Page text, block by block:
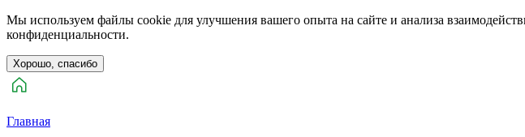
Мы используем файлы cookie для улучшения вашего опыта на сайте и анализа
конфиденциальности.
Хорошо, спасибо
Главная